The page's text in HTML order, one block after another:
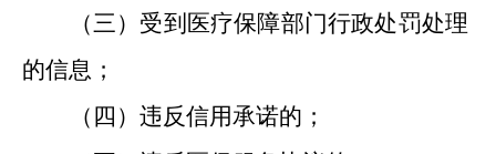
（三） 受到医疗保障部门行政处罚处理
的信息；
（ 四 ）违反信用承诺的；